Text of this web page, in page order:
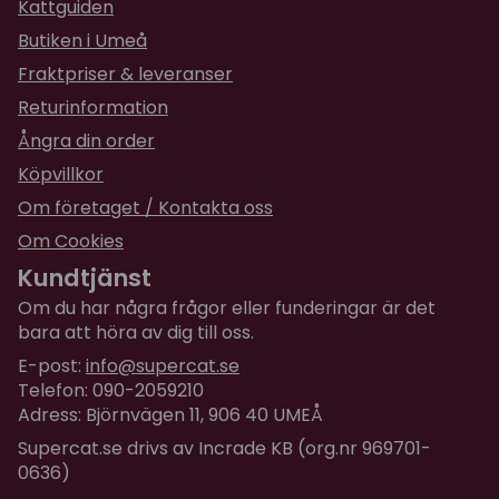
kemikalier.
Kattguiden
Butiken i Umeå
Fraktpriser & leveranser
Returinformation
Ångra din order
Köpvillkor
Om företaget / Kontakta oss
Om Cookies
Kundtjänst
Om du har några frågor eller funderingar är det
bara att höra av dig till oss.
E-post: info@supercat.se
Telefon: 090-2059210
Adress: Björnvägen 11, 906 40 UMEÅ
Supercat.se drivs av Incrade KB (org.nr 969701-
0636)